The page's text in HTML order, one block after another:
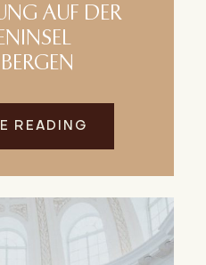
AUF DER
READING